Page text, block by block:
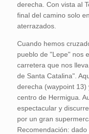
derecha. Con vista al
final del camino solo
aterrazados.
Cuando hemos
pueblo de "Lepe" nos
carretera que nos
de Santa Catalina".
derecha (waypoint
centro de Hermigua.
espectacular y
por un gran
Recomendación: